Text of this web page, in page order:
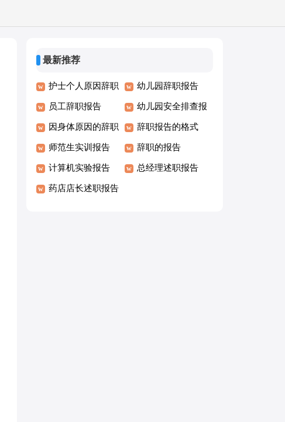
最新推荐
护士个人原因辞职
报告
幼儿园辞职报告
员工辞职报告 幼儿园安全排查报
告
因身体原因的辞职
报告
辞职报告的格式
师范生实训报告 辞职的报告
计算机实验报告 总经理述职报告
药店店长述职报告